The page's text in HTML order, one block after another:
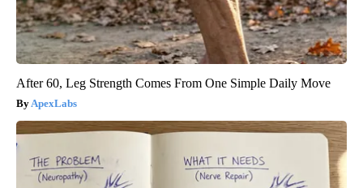
After 60, Leg Strength Comes From One Simple Daily Move
ApexLabs